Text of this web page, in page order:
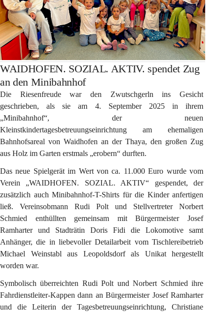
WAIDHOFEN. SOZIAL. AKTIV. spendet Zug
an den Minibahnhof
Die Riesenfreude war den Zwutschgerln ins Gesicht
geschrieben, als sie am 4. September 2025 in ihrem
„Minibahnhof“, der neuen
Kleinstkindertagesbetreuungseinrichtung am ehemaligen
Bahnhofsareal von Waidhofen an der Thaya, den großen Zug
aus Holz im Garten erstmals „erobern“ durften.
Das neue Spielgerät im Wert von ca. 11.000 Euro wurde vom
Verein „WAIDHOFEN. SOZIAL. AKTIV“ gespendet, der
zusätzlich auch Minibahnhof-T-Shirts für die Kinder anfertigen
ließ. Vereinsobmann Rudi Polt und Stellvertreter Norbert
Schmied enthüllten gemeinsam mit Bürgermeister Josef
Ramharter und Stadträtin Doris Fidi die Lokomotive samt
Anhänger, die in liebevoller Detailarbeit vom Tischlereibetrieb
Michael Weinstabl aus Leopoldsdorf als Unikat hergestellt
worden war.
Symbolisch überreichten Rudi Polt und Norbert Schmied ihre
Fahrdienstleiter-Kappen dann an Bürgermeister Josef Ramharter
und die Leiterin der Tagesbetreuungseinrichtung, Christiane